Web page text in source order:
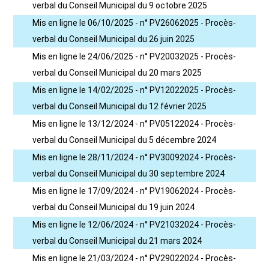
verbal du Conseil Municipal du 9 octobre 2025
Mis en ligne le 06/10/2025 - n° PV26062025 - Procès-
verbal du Conseil Municipal du 26 juin 2025
Mis en ligne le 24/06/2025 - n° PV20032025 - Procès-
verbal du Conseil Municipal du 20 mars 2025
Mis en ligne le 14/02/2025 - n° PV12022025 - Procès-
verbal du Conseil Municipal du 12 février 2025
Mis en ligne le 13/12/2024 - n° PV05122024 - Procès-
verbal du Conseil Municipal du 5 décembre 2024
Mis en ligne le 28/11/2024 - n° PV30092024 - Procès-
verbal du Conseil Municipal du 30 septembre 2024
Mis en ligne le 17/09/2024 - n° PV19062024 - Procès-
verbal du Conseil Municipal du 19 juin 2024
Mis en ligne le 12/06/2024 - n° PV21032024 - Procès-
verbal du Conseil Municipal du 21 mars 2024
Mis en ligne le 21/03/2024 - n° PV29022024 - Procès-